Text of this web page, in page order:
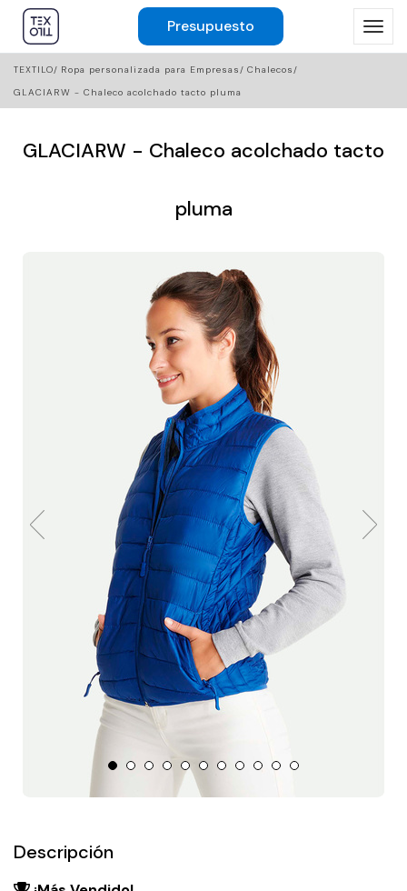
Presupuesto
TEXTILO Ropa personalizada para Empresas
Chalecos
GLACIARW - Chaleco acolchado tacto pluma
GLACIARW - Chaleco acolchado tacto
pluma
Descripción